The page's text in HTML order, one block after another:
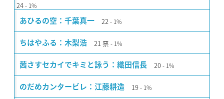
24 1%
あひるの空：千葉真一 22 1%
ちはやふる：木梨浩 21 票 1%
茜さすセカイでキミと詠う：織田信長 20 1%
のだめカンタービレ：江藤耕造 19 1%